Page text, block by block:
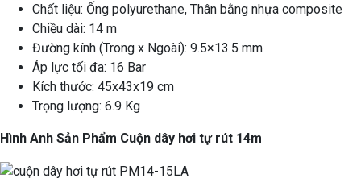
Chất liệu: Ống polyurethane, Thân bằng nhựa composite
Chiều dài: 14 m
Đường kính (Trong x Ngoài): 9.5×13.5 mm
Áp lực tối đa: 16 Bar
Kích thước: 45x43x19 cm
Trọng lượng: 6.9 Kg
Hình Anh Sản Phẩm Cuộn dây hơi tự rút 14m